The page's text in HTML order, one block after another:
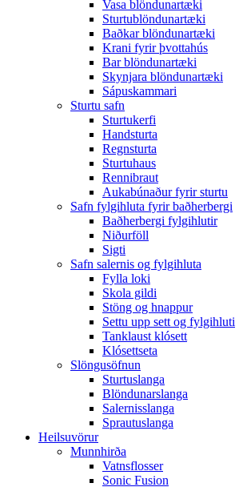
Vasa blöndunartæki
Sturtublöndunartæki
Baðkar blöndunartæki
Krani fyrir þvottahús
Bar blöndunartæki
Skynjara blöndunartæki
Sápuskammari
Sturtu safn
Sturtukerfi
Handsturta
Regnsturta
Sturtuhaus
Rennibraut
Aukabúnaður fyrir sturtu
Safn fylgihluta fyrir baðherbergi
Baðherbergi fylgihlutir
Niðurföll
Sigti
Safn salernis og fylgihluta
Fylla loki
Skola gildi
Stöng og hnappur
Settu upp sett og fylgihluti
Tanklaust klósett
Klósettseta
Slöngusöfnun
Sturtuslanga
Blöndunarslanga
Salernisslanga
Sprautuslanga
Heilsuvörur
Munnhirða
Vatnsflosser
Sonic Fusion